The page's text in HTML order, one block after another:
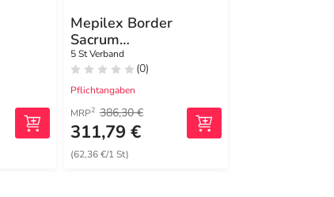
Mepilex Border
Sacrum
Schaumverband
16x20 cm steril
5 St Verband
(0)
Pflichtangaben
MRP2 386,30 €
311,79 €
(62,36 €/1 St)